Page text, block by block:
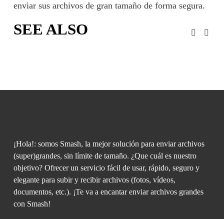
enviar sus archivos de gran tamaño de forma segura.
SEE ALSO
¡Hola!: somos Smash, la mejor solución para enviar archivos
(super)grandes, sin límite de tamaño. ¿Que cuál es nuestro
objetivo? Ofrecer un servicio fácil de usar, rápido, seguro y
elegante para subir y recibir archivos (fotos, vídeos,
documentos, etc.). ¡Te va a encantar enviar archivos grandes
con Smash!